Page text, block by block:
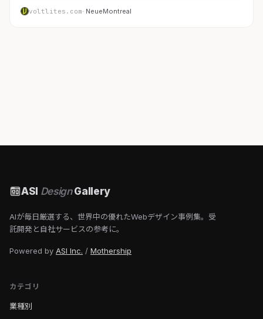
voltlites.com· NeueMontreal
ASI DesignGallery
AIが毎日厳選する、世界中の優れたWebデザイン事例集。受
託開発と自社サービスの参考に。
Powered by ASI Inc. / Mothership
カテゴリ
業種別